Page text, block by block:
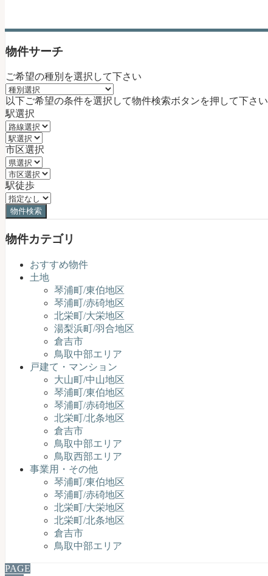
式】
物件サーチ
ご希望の種別を選択して下さい
以下ご希望の条件を選択して物件検索ボタンを押して下さい
駅選択
市区選択
駅徒歩
物件カテゴリ
おすすめ物件
土地
琴浦町/東伯地区
琴浦町/赤碕地区
北栄町/大栄地区
湯梨浜町/羽合地区
倉吉市
鳥取中部エリア
戸建て・マンション
大山町/中山地区
琴浦町/東伯地区
琴浦町/赤碕地区
北栄町/北条地区
倉吉市
鳥取中部エリア
鳥取西部エリア
事業用・その他
琴浦町/東伯地区
琴浦町/赤碕地区
北栄町/大栄地区
北栄町/北条地区
倉吉市
鳥取中部エリア
PAGE